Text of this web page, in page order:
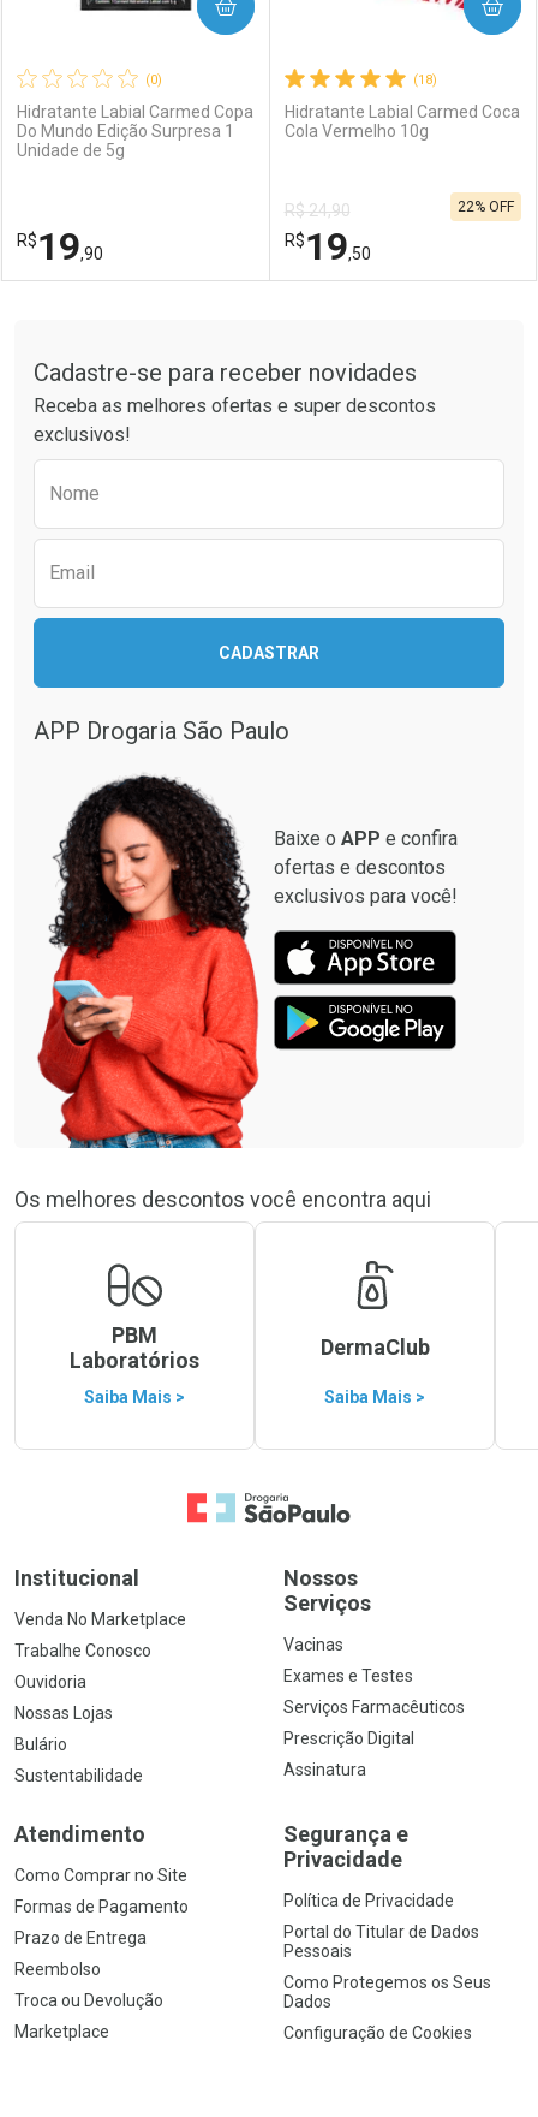
(0)
Hidratante Labial Carmed Copa
Do Mundo Edição Surpresa 1
Unidade de 5g
R$19,90
COMPRAR
Laboratório
Comprar sem Desconto
Por Menos
Comprar sem Desconto
Por R$ 19,90/cada
(18)
Hidratante Labial Carmed Coca
Cola Vermelho 10g
R$ 24,90
R$19,50
22% OFF
COMPRAR
Laboratório
Por Menos
Cadastre-se para receber novidades
Receba as melhores ofertas e super descontos
exclusivos!
Nome
Email
CADASTRAR
APP Drogaria São Paulo
Baixe o APP e confira
ofertas e descontos
exclusivos para você!
Os melhores descontos você encontra aqui
PBM
Laboratórios
Saiba Mais >
DermaClub
Saiba Mais >
Ir para a Home
Institucional
Venda No Marketplace
Trabalhe Conosco
Ouvidoria
Nossas Lojas
Bulário
Sustentabilidade
Nossos
Serviços
Vacinas
Exames e Testes
Serviços Farmacêuticos
Prescrição Digital
Assinatura
Atendimento
Como Comprar no Site
Formas de Pagamento
Prazo de Entrega
Reembolso
Troca ou Devolução
Marketplace
Segurança e
Privacidade
Política de Privacidade
Portal do Titular de Dados
Pessoais
Como Protegemos os Seus
Dados
Configuração de Cookies